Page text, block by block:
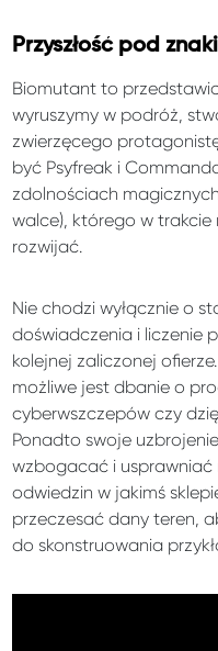
Przyszłość pod
Biomutant to
wyruszymy w podróż,
zwierzęcego
być Psyfreak i
zdolnościach
walce), którego w
rozwijać.
Nie chodzi wyłącznie o
doświadczenia i liczenie
kolejnej zaliczonej
możliwe jest dbanie o
cyberwszczepów czy
Ponadto swoje
wzbogacać i
odwiedzin w jakimś
przeczesać dany teren,
do skonstruowania